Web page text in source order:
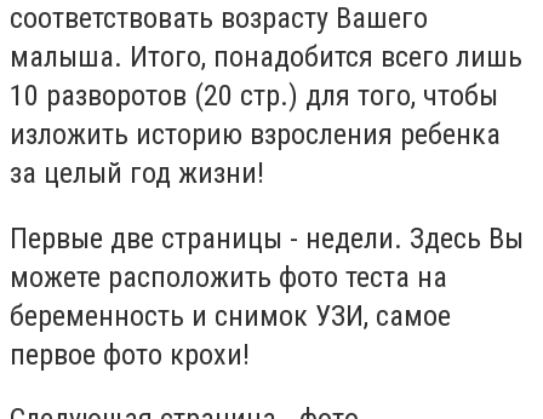
соответствовать возрасту Вашего
малыша. Итого, понадобится всего лишь
10 разворотов (20 стр.) для того, чтобы
изложить историю взросления ребенка
за целый год жизни!⠀
Первые две страницы - недели. Здесь Вы
можете расположить фото теста на
беременность и снимок УЗИ, самое
первое фото крохи!